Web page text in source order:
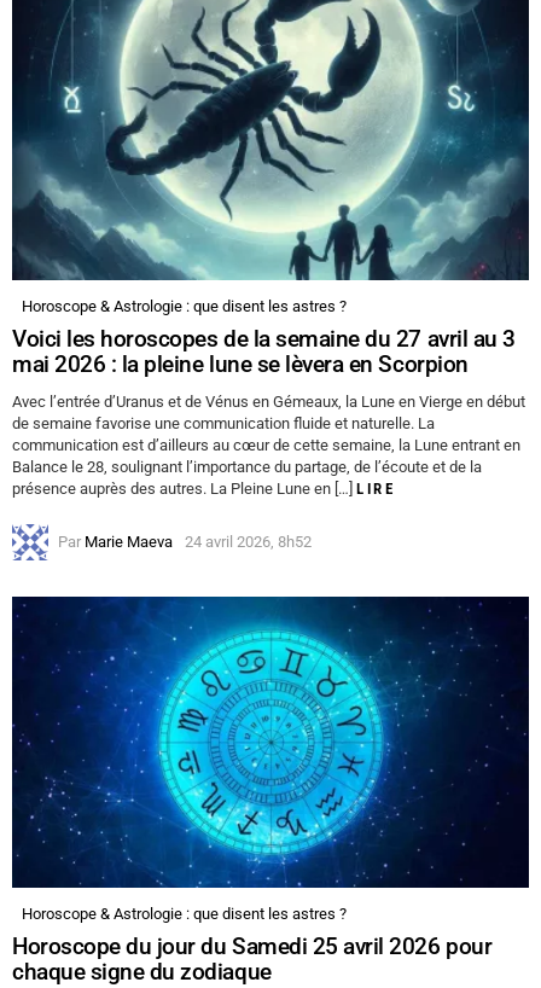
Horoscope & Astrologie : que disent les astres ?
Voici les horoscopes de la semaine du 27 avril au 3
mai 2026 : la pleine lune se lèvera en Scorpion
Avec l’entrée d’Uranus et de Vénus en Gémeaux, la Lune en Vierge en début
de semaine favorise une communication fluide et naturelle. La
communication est d’ailleurs au cœur de cette semaine, la Lune entrant en
Balance le 28, soulignant l’importance du partage, de l’écoute et de la
présence auprès des autres. La Pleine Lune en […] LIRE
Par Marie Maeva 24 avril 2026, 8h52
Horoscope & Astrologie : que disent les astres ?
Horoscope du jour du Samedi 25 avril 2026 pour
chaque signe du zodiaque